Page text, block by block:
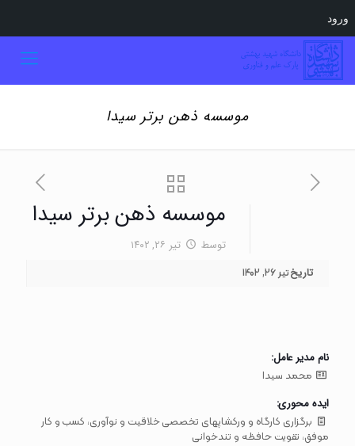
موسسه ذهن برتر سیدا
موسسه ذهن برتر سیدا
توسط
تیر ۲۶, ۱۴۰۲
تاریختیر ۲۶, ۱۴۰۲
نام مدیر عامل:
محمد سیدا
ایده محوری:
برگزاری کارگاه و ورکشاپ­های تخصصی خلاقیت و نوآوری، کسب و کار
موفق، تقویت حافظه و تندخوانی
ورود